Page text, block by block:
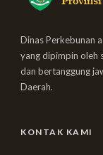
Dinas Perkebunan
yang dipimpin oleh
dan bertanggung
Daerah.
KONTAK KAMI